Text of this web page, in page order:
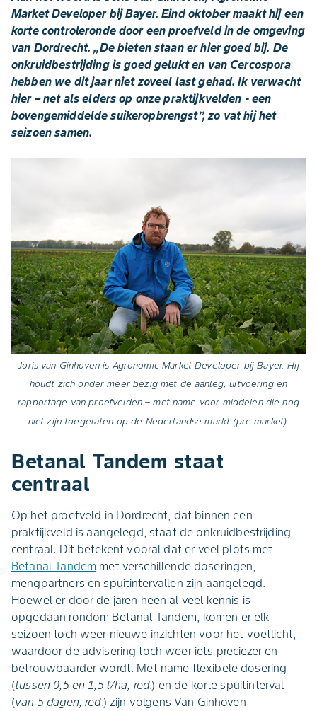
Market Developer bij Bayer. Eind oktober maakt hij een
korte controleronde door een proefveld in de omgeving
van Dordrecht. ,,De bieten staan er hier goed bij. De
onkruidbestrijding is goed gelukt en van Cercospora
hebben we dit jaar niet zoveel last gehad. Ik verwacht
hier – net als elders op onze praktijkvelden - een
bovengemiddelde suikeropbrengst’’, zo vat hij het
seizoen samen.
Joris van Ginhoven is Agronomic Market Developer bij Bayer. Hij
houdt zich onder meer bezig met de aanleg, uitvoering en
rapportage van proefvelden – met name voor middelen die nog
niet zijn toegelaten op de Nederlandse markt (pre market).
Betanal Tandem staat
centraal
Op het proefveld in Dordrecht, dat binnen een
praktijkveld is aangelegd, staat de onkruidbestrijding
centraal. Dit betekent vooral dat er veel plots met
Betanal Tandem met verschillende doseringen,
mengpartners en spuitintervallen zijn aangelegd.
Hoewel er door de jaren heen al veel kennis is
opgedaan rondom Betanal Tandem, komen er elk
seizoen toch weer nieuwe inzichten voor het voetlicht,
waardoor de advisering toch weer iets preciezer en
betrouwbaarder wordt. Met name flexibele dosering
(tussen 0,5 en 1,5 l/ha, red.) en de korte spuitinterval
(van 5 dagen, red.) zijn volgens Van Ginhoven